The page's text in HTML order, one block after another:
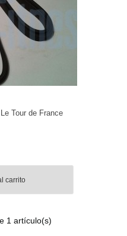
Tour de France
carrito
1 artículo(s)